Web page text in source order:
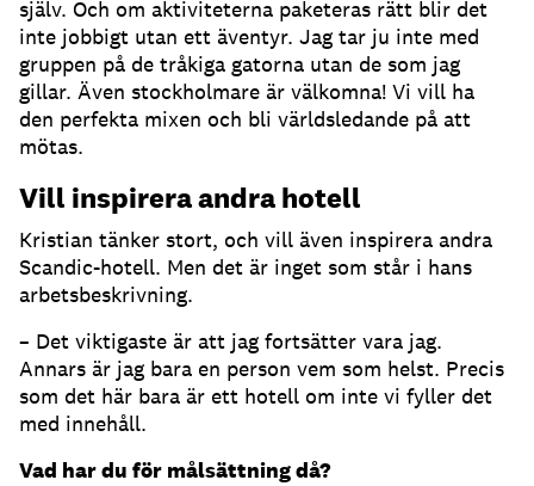
själv. Och om aktiviteterna paketeras rätt blir det
inte jobbigt utan ett äventyr. Jag tar ju inte med
gruppen på de tråkiga gatorna utan de som jag
gillar. Även stockholmare är välkomna! Vi vill ha
den perfekta mixen och bli världsledande på att
mötas.
Vill inspirera andra hotell
Kristian tänker stort, och vill även inspirera andra
Scandic-hotell. Men det är inget som står i hans
arbetsbeskrivning.
– Det viktigaste är att jag fortsätter vara jag.
Annars är jag bara en person vem som helst. Precis
som det här bara är ett hotell om inte vi fyller det
med innehåll.
Vad har du för målsättning då?